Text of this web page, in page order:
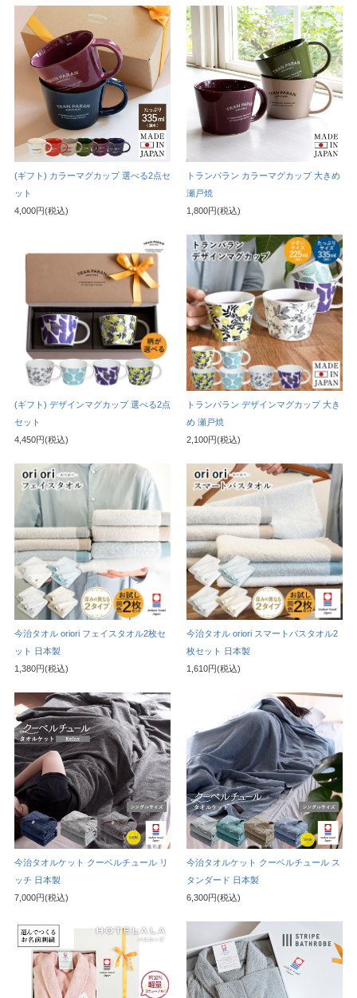
(ギフト) カラーマグカップ 選べる2点セ
ット
4,000円(税込)
トランパラン カラーマグカップ 大きめ
瀬戸焼
1,800円(税込)
(ギフト) デザインマグカップ 選べる2点
セット
4,450円(税込)
トランパラン デザインマグカップ 大き
め 瀬戸焼
2,100円(税込)
今治タオル oriori フェイスタオル2枚セ
ット 日本製
1,380円(税込)
今治タオル oriori スマートバスタオル2
枚セット 日本製
1,610円(税込)
今治タオルケット クーベルチュール リ
ッチ 日本製
7,000円(税込)
今治タオルケット クーベルチュール ス
タンダード 日本製
6,300円(税込)